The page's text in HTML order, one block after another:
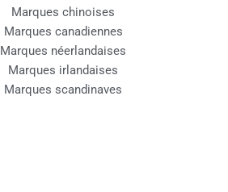
Marques chinoises
Marques canadiennes
Marques néerlandaises
Marques irlandaises
Marques scandinaves